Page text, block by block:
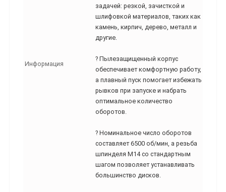
Информация
задачей: резкой, зачисткой и
шлифовкой материалов, таких как
камень, кирпич, дерево, металл и
другие.
? Пылезащищенный корпус
обеспечивает комфортную работу,
а плавный пуск помогает избежать
рывков при запуске и набрать
оптимальное количество
оборотов.
? Номинальное число оборотов
составляет 6500 об/мин, а резьба
шпинделя М14 со стандартным
шагом позволяет устанавливать
большинство дисков.